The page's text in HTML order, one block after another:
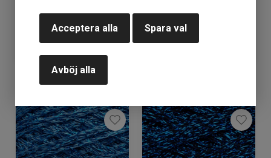
Acceptera alla Spara val
Avböj alla
Lagerstatus: 4
kr
KÖP
Lagerstatus: 9
85kr